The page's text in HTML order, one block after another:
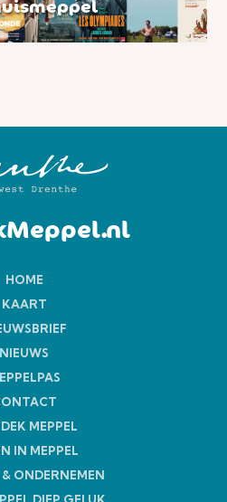
HOME
KAART
NIEUWS
MEPPEL
IN MEPPEL
ONDERNEMEN
DIEP GELUK